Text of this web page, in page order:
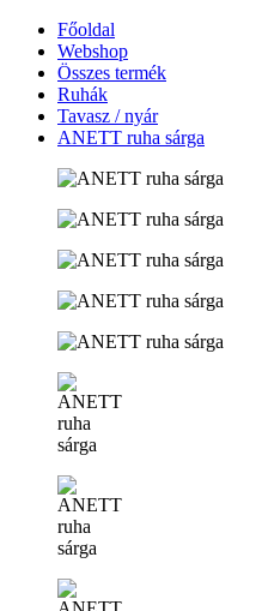
Főoldal
Webshop
Összes termék
Ruhák
Tavasz / nyár
ANETT ruha sárga